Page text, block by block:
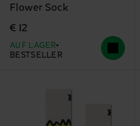
Flower Sock
€ 12
AUF LAGER
BESTSELLER